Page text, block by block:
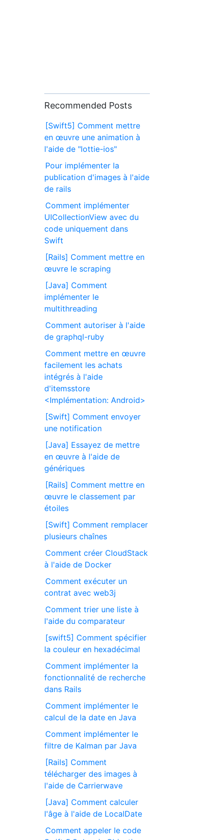
Recommended Posts
[Swift5] Comment mettre
en œuvre une animation à
l'aide de "lottie-ios"
Pour implémenter la
publication d'images à l'aide
de rails
Comment implémenter
UICollectionView avec du
code uniquement dans
Swift
[Rails] Comment mettre en
œuvre le scraping
[Java] Comment
implémenter le
multithreading
Comment autoriser à l'aide
de graphql-ruby
Comment mettre en œuvre
facilement les achats
intégrés à l'aide
d'itemsstore
<Implémentation: Android>
[Swift] Comment envoyer
une notification
[Java] Essayez de mettre
en œuvre à l'aide de
génériques
[Rails] Comment mettre en
œuvre le classement par
étoiles
[Swift] Comment remplacer
plusieurs chaînes
Comment créer CloudStack
à l'aide de Docker
Comment exécuter un
contrat avec web3j
Comment trier une liste à
l'aide du comparateur
[swift5] Comment spécifier
la couleur en hexadécimal
Comment implémenter la
fonctionnalité de recherche
dans Rails
Comment implémenter le
calcul de la date en Java
Comment implémenter le
filtre de Kalman par Java
[Rails] Comment
télécharger des images à
l'aide de Carrierwave
[Java] Comment calculer
l'âge à l'aide de LocalDate
Comment appeler le code